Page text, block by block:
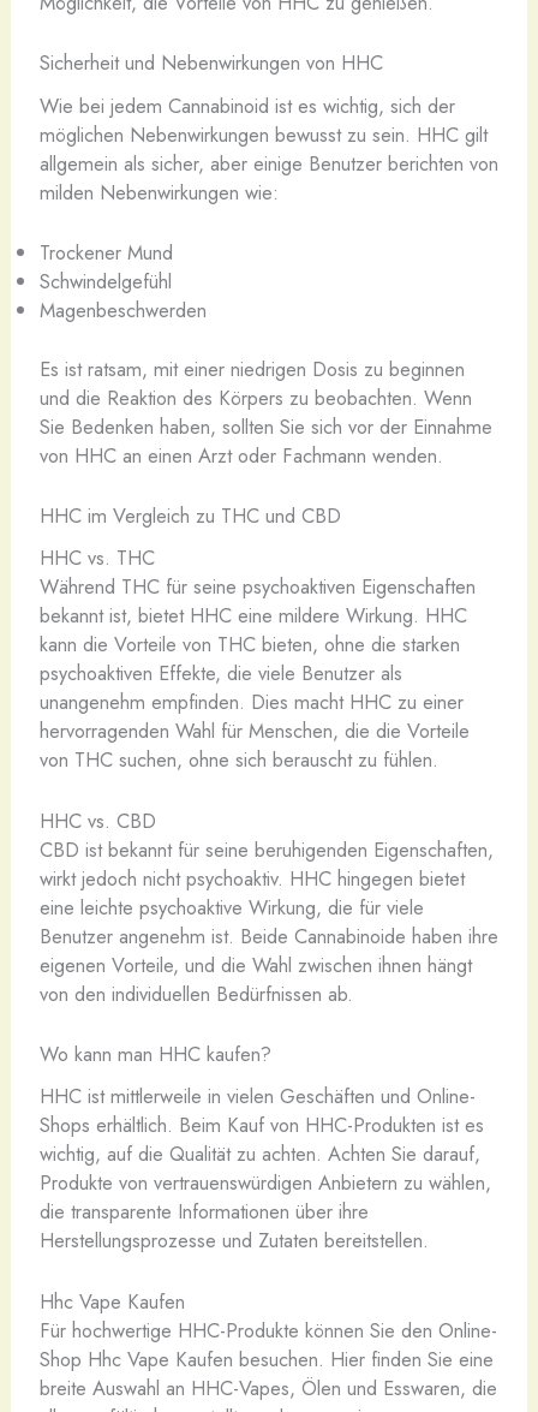
Sicherheit und Nebenwirkungen von HHC
Wie bei jedem Cannabinoid ist es wichtig, sich der
möglichen Nebenwirkungen bewusst zu sein. HHC gilt
allgemein als sicher, aber einige Benutzer berichten von
milden Nebenwirkungen wie:
Trockener Mund
Schwindelgefühl
Magenbeschwerden
Es ist ratsam, mit einer niedrigen Dosis zu beginnen
und die Reaktion des Körpers zu beobachten. Wenn
Sie Bedenken haben, sollten Sie sich vor der Einnahme
von HHC an einen Arzt oder Fachmann wenden.
HHC im Vergleich zu THC und CBD
HHC vs. THC
Während THC für seine psychoaktiven Eigenschaften
bekannt ist, bietet HHC eine mildere Wirkung. HHC
kann die Vorteile von THC bieten, ohne die starken
psychoaktiven Effekte, die viele Benutzer als
unangenehm empfinden. Dies macht HHC zu einer
hervorragenden Wahl für Menschen, die die Vorteile
von THC suchen, ohne sich berauscht zu fühlen.
HHC vs. CBD
CBD ist bekannt für seine beruhigenden Eigenschaften,
wirkt jedoch nicht psychoaktiv. HHC hingegen bietet
eine leichte psychoaktive Wirkung, die für viele
Benutzer angenehm ist. Beide Cannabinoide haben ihre
eigenen Vorteile, und die Wahl zwischen ihnen hängt
von den individuellen Bedürfnissen ab.
Wo kann man HHC kaufen?
HHC ist mittlerweile in vielen Geschäften und Online-
Shops erhältlich. Beim Kauf von HHC-Produkten ist es
wichtig, auf die Qualität zu achten. Achten Sie darauf,
Produkte von vertrauenswürdigen Anbietern zu wählen,
die transparente Informationen über ihre
Herstellungsprozesse und Zutaten bereitstellen.
Hhc Vape Kaufen
Für hochwertige HHC-Produkte können Sie den Online-
Shop Hhc Vape Kaufen besuchen. Hier finden Sie eine
breite Auswahl an HHC-Vapes, Ölen und Esswaren, die